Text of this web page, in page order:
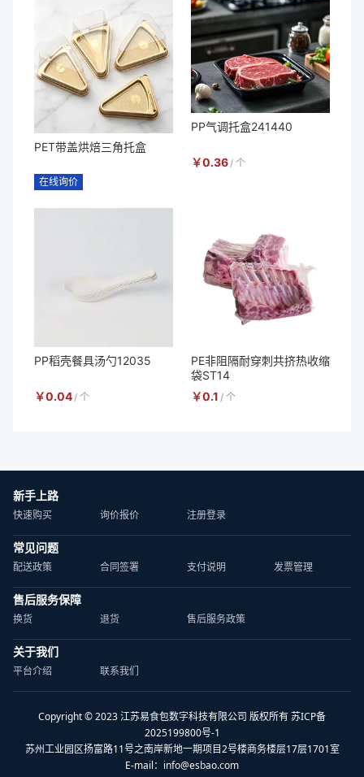
PET带盖烘焙三角托盒
在线询价
PP气调托盒241440
￥0.36/ 个
PP稻壳餐具汤勺12035
￥0.04 / 个
PE非阻隔耐穿刺共挤热收缩
袋ST14
￥0.1 / 个
新手上路
快速购买 询价报价 注册登录
常见问题
配送政策 合同签署 支付说明 发票管理
售后服务保障
换货 退货 售后服务政策
关于我们
平台介绍 联系我们
Copyright © 2023 江苏易食包数字科技有限公司 版权所有 苏ICP备
2025199800号-1
苏州工业园区扬富路11号之南岸新地一期项目2号楼商务楼层17层1701室
E-mail： info@esbao.com